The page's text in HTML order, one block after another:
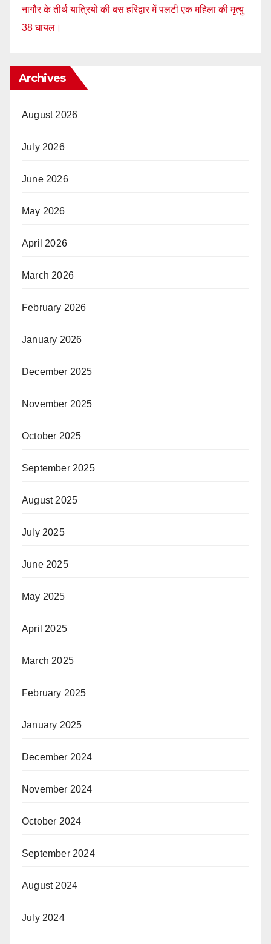
नागौर के तीर्थ यात्रियों की बस हरिद्वार में पलटी एक महिला की मृत्यु
38 घायल।
Archives
August 2026
July 2026
June 2026
May 2026
April 2026
March 2026
February 2026
January 2026
December 2025
November 2025
October 2025
September 2025
August 2025
July 2025
June 2025
May 2025
April 2025
March 2025
February 2025
January 2025
December 2024
November 2024
October 2024
September 2024
August 2024
July 2024